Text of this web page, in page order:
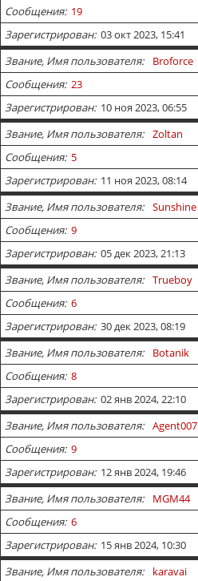
Сообщения 19
Зарегистрирован 03 окт 2023, 15:41
Звание, Имя пользователя
Broforce
Сообщения 23
Зарегистрирован 10 ноя 2023, 06:55
Звание, Имя пользователя
Zoltan
Сообщения 5
Зарегистрирован 11 ноя 2023, 08:14
Звание, Имя пользователя
Sunshine
Сообщения 9
Зарегистрирован 05 дек 2023, 21:13
Звание, Имя пользователя
Trueboy
Сообщения 6
Зарегистрирован 30 дек 2023, 08:19
Звание, Имя пользователя
Botanik
Сообщения 8
Зарегистрирован 02 янв 2024, 22:10
Звание, Имя пользователя
Agent007
Сообщения 9
Зарегистрирован 12 янв 2024, 19:46
Звание, Имя пользователя
MGM44
Сообщения 6
Зарегистрирован 15 янв 2024, 10:30
Звание, Имя пользователя
karavai